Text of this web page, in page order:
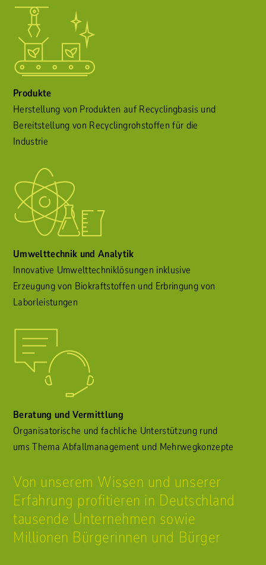
Produkte
Herstellung von Produkten auf Recyclingbasis und
Bereitstellung von Recyclingrohstoffen für die
Industrie
Umwelttechnik und Analytik
Innovative Umwelttechniklösungen inklusive
Erzeugung von Biokraftstoffen und Erbringung von
Laborleistungen
Beratung und Vermittlung
Organisatorische und fachliche Unterstützung rund
ums Thema Abfallmanagement und Mehrwegkonzepte
Von unserem Wissen und unserer
Erfahrung profitieren in Deutschland
tausende Unternehmen sowie
Millionen Bürgerinnen und Bürger